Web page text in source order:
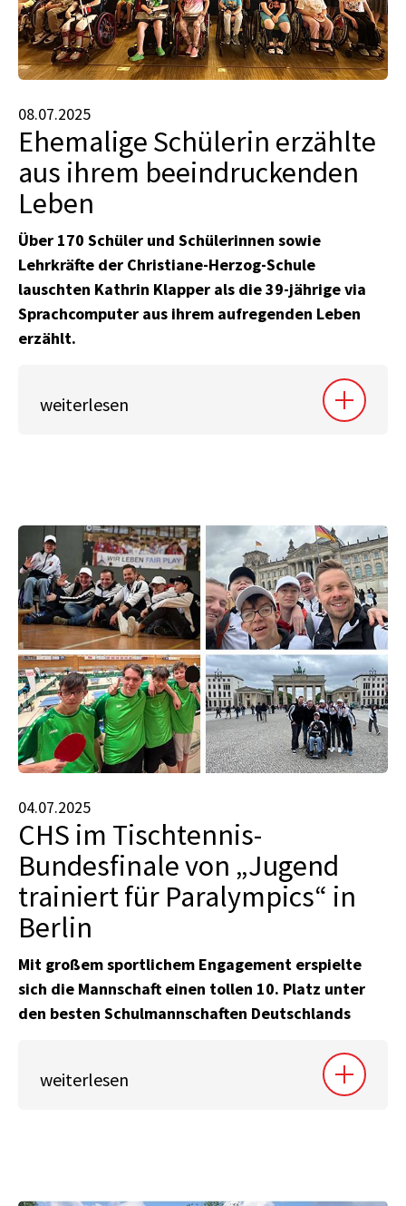
08.07.2025
Ehemalige Schülerin erzählte
aus ihrem beeindruckenden
Leben
Über 170 Schüler und Schülerinnen sowie
Lehrkräfte der Christiane-Herzog-Schule
lauschten Kathrin Klapper als die 39-jährige via
Sprachcomputer aus ihrem aufregenden Leben
erzählt.
weiterlesen
04.07.2025
CHS im Tischtennis-
Bundesfinale von „Jugend
trainiert für Paralympics“ in
Berlin
Mit großem sportlichem Engagement erspielte
sich die Mannschaft einen tollen 10. Platz unter
den besten Schulmannschaften Deutschlands
weiterlesen